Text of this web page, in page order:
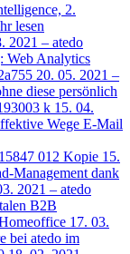
2.
lesen
2021 – atedo
Web Analytics
20. 05. 2021 –
diese persönlich
15. 04.
Wege E-Mail
15.
Management dank
2021 – atedo
B2B
17. 03.
bei atedo im